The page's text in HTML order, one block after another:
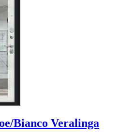
Bianco Veralinga